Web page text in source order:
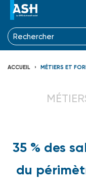
ACCUEIL MÉTIERS ET
35 % des
du